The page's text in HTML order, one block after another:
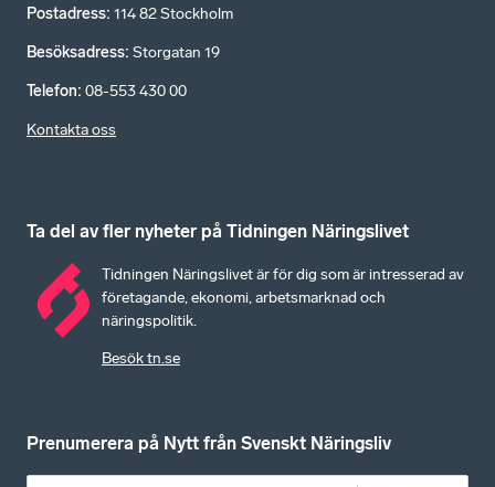
Postadress: 114 82 Stockholm
Besöksadress: Storgatan 19
Telefon: 08-553 430 00
Kontakta oss
Ta del av fler nyheter på Tidningen Näringslivet
Tidningen Näringslivet är för dig som är intresserad av
företagande, ekonomi, arbetsmarknad och
näringspolitik.
Besök tn.se
Prenumerera på Nytt från Svenskt Näringsliv